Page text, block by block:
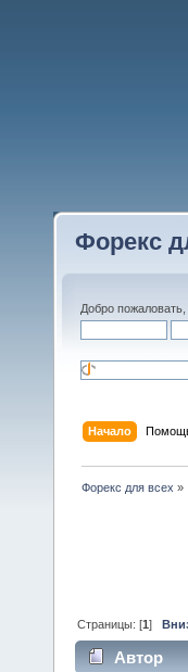
Форекс
Добро пожаловать,
Начало
Форекс для всех »
Страницы: [1]
Автор